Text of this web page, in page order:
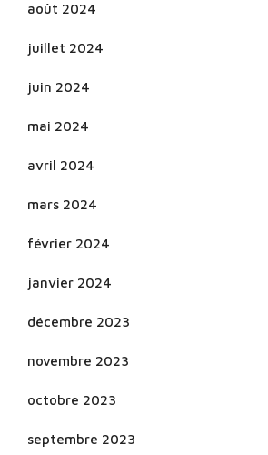
août 2024
juillet 2024
juin 2024
mai 2024
avril 2024
mars 2024
février 2024
janvier 2024
décembre 2023
novembre 2023
octobre 2023
septembre 2023